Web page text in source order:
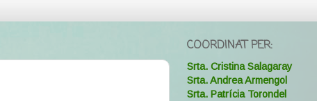
COORDINAT PER:
Srta. Cristina Salagaray
Srta. Andrea Armengol
Srta. Patrícia Torondel